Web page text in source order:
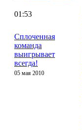
01:53
Сплоченная
команда
выигрывает
всегда!
05 мая 2010